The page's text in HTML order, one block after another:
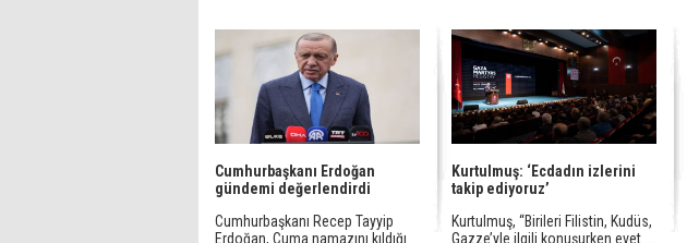
Cumhurbaşkanı Erdoğan
gündemi değerlendirdi
Cumhurbaşkanı Recep Tayyip
Erdoğan, Cuma namazını kıldığı
Kurtulmuş: ‘Ecdadın izlerini
takip ediyoruz’
Kurtulmuş, “Birileri Filistin, Kudüs,
Gazze’yle ilgili konuşurken evet ...